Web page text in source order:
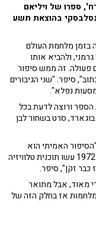
ספרו של ויליאם
נסלבסקי בהוצאת תשע
בזמן מלחמת העולם
ולהביא אותו
פעולה. זה ממש סיפור
סיפר. "שני הגיבורים
נפלא".
ורוצה לדעת בכל
סרט בשחור לבן
האמיתי הוא
שאותו גנרל, התייחסו אליו ממש יפה. במציאות ב-1972 עשו תוכנית טלוויזיה
זקן", סיפר.
מאוד, אבל מתואר
במלחמות אז בחלק הזה של